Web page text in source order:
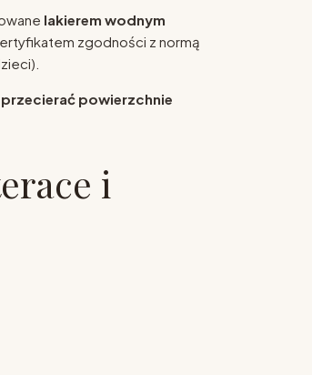
lakierem wodnym
zgodności z normą
przecierać powierzchnie
i